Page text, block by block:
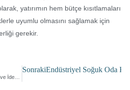
yatırımın hem bütçe kısıtlamaları
uyumlu olmasını sağlamak için
gerekir.
SonrakiEndüstriyel Soğuk Oda